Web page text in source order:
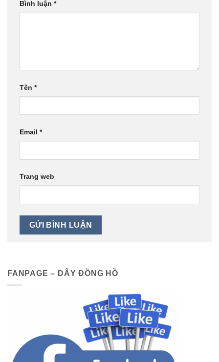
Bình luận *
Tên *
Email *
Trang web
FANPAGE – DÂY ĐỒNG HỒ